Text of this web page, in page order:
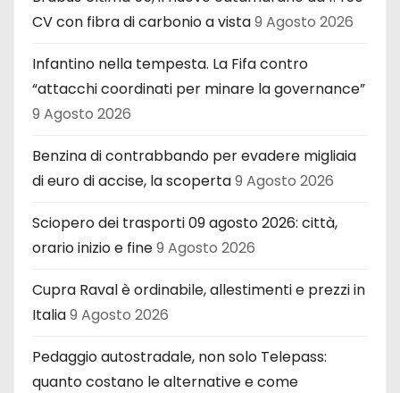
CV con fibra di carbonio a vista9 Agosto 2026
Infantino nella tempesta. La Fifa contro
“attacchi coordinati per minare la governance”
9 Agosto 2026
Benzina di contrabbando per evadere migliaia
di euro di accise, la scoperta9 Agosto 2026
Sciopero dei trasporti 09 agosto 2026: città,
orario inizio e fine9 Agosto 2026
Cupra Raval è ordinabile, allestimenti e prezzi in
Italia9 Agosto 2026
Pedaggio autostradale, non solo Telepass:
quanto costano le alternative e come